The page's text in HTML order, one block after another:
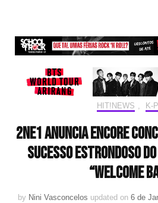
HIT!NEWS K-
2NE1 anuncia encore
sucesso estrondoso
“WELCOME
by Nini Vasconcelos updated on 6 de